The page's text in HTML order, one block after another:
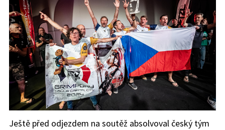
Ještě před odjezdem na soutěž absolvoval český tým